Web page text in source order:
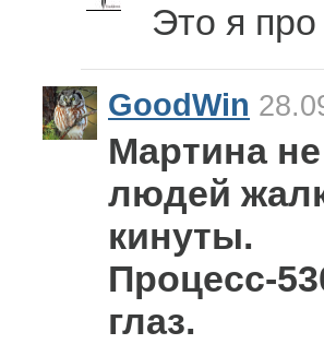
Это я
GoodWin
Мартина
людей
кинуты.
Процесс-
глаз.